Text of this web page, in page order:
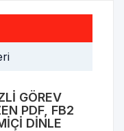
GÖREV
PDF, FB2
DINLE